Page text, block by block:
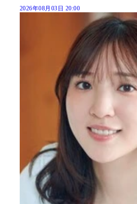
2026年08月03日 20:00